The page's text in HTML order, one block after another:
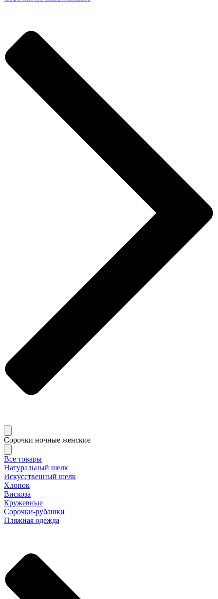
Сорочки ночные женские
Все товары
Натуральный шелк
Искусственный шелк
Хлопок
Вискоза
Кружевные
Сорочки-рубашки
Пляжная одежда